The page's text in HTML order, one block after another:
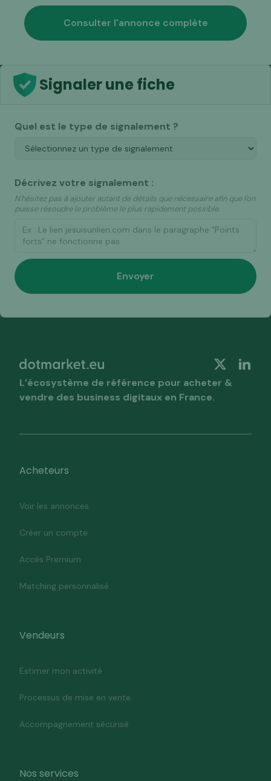
Consulter l'annonce complète
Signaler une fiche
Quel est le type de signalement ?
Décrivez votre signalement :
N'hésitez pas à ajouter autant de détails que nécessaire afin que l'on
puisse résoudre le problème le plus rapidement possible.
L’écosystème de référence pour acheter &
vendre des business digitaux en France.
Acheteurs
Voir les annonces
Créer un compte
Accès Premium
Matching personnalisé
Vendeurs
Estimer mon activité
Processus de mise en vente
Accompagnement sécurisé
Nos services